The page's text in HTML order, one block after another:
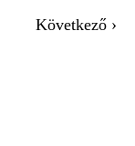
Következő ›